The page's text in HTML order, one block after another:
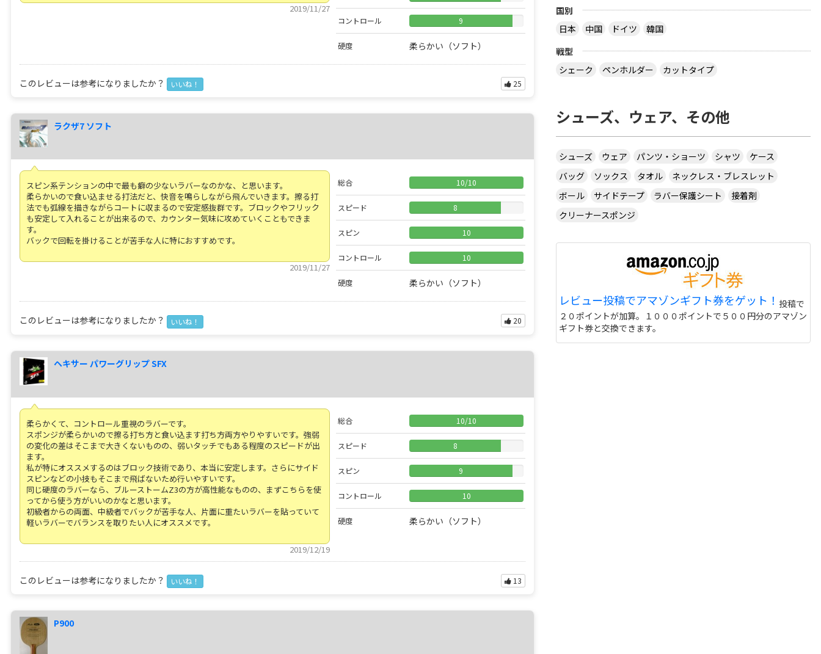
2019/11/27
コントロール 9
硬度 柔らかい（ソフト）
このレビューは参考になりましたか？ いいね！ 25
ラクザ7 ソフト
スピン系テンションの中で最も癖の少ないラバーなのかな、と思います。
柔らかいので食い込ませる打法だと、快音を鳴らしながら飛んでいきます。擦る打
法でも弧線を描きながらコートに収まるので安定感抜群です。ブロックやフリック
も安定して入れることが出来るので、カウンター気味に攻めていくこともできま
す。
バックで回転を掛けることが苦手な人に特におすすめです。
2019/11/27
総合 10/10
スピード 8
スピン 10
コントロール 10
硬度 柔らかい（ソフト）
このレビューは参考になりましたか？ いいね！ 20
ヘキサー パワーグリップ SFX
柔らかくて、コントロール重視のラバーです。
スポンジが柔らかいので擦る打ち方と食い込ます打ち方両方やりやすいです。強弱
の変化の差はそこまで大きくないものの、弱いタッチでもある程度のスピードが出
ます。
私が特にオススメするのはブロック技術であり、本当に安定します。さらにサイド
スピンなどの小技もそこまで飛ばないため行いやすいです。
同じ硬度のラバーなら、ブルーストームZ3の方が高性能なものの、まずこちらを使
ってから使う方がいいのかなと思います。
初級者からの両面、中級者でバックが苦手な人、片面に重たいラバーを貼っていて
軽いラバーでバランスを取りたい人にオススメです。
2019/12/19
総合 10/10
スピード 8
スピン 9
コントロール 10
硬度 柔らかい（ソフト）
このレビューは参考になりましたか？ いいね！ 13
P900
国別
日本
中国 ドイツ
韓国
戦型
シェーク
ペンホルダー カットタイプ
シューズ、ウェア、その他
シューズ ウェア パンツ・ショーツ シャツ
ケース
バッグ
ソックス タオル
ネックレス・ブレスレット
ボール
サイドテープ ラバー保護シート
接着剤
クリーナースポンジ
レビュー投稿でアマゾンギフト券をゲット！ 投稿で
２０ポイントが加算。１０００ポイントで５００円分のアマゾン
ギフト券と交換できます。